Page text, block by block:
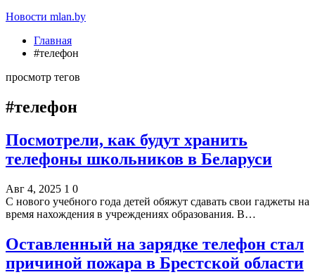
Новости mlan.by
Главная
#телефон
просмотр тегов
#телефон
Посмотрели, как будут хранить
телефоны школьников в Беларуси
Авг 4, 2025 1 0
С нового учебного года детей обяжут сдавать свои гаджеты на
время нахождения в учреждениях образования. В…
Оставленный на зарядке телефон стал
причиной пожара в Брестской области